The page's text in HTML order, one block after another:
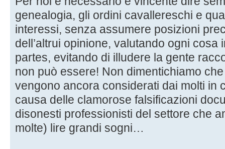
genealogia, gli ordini cavallereschi e
interessi, senza assumere posizioni
dell’altrui opinione, valutando ogni
partes, evitando di illudere la gente
non può essere! Non dimentichiamo
vengono ancora considerati dai molti in
causa delle clamorose falsificazioni
disonesti professionisti del settore che
molte) lire grandi sogni…